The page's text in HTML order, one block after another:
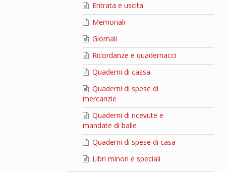
Entrata e uscita
Memoriali
Giornali
Ricordanze e quadernacci
Quaderni di cassa
Quaderni di spese di
mercanzie
Quaderni di ricevute e
mandate di balle
Quaderni di spese di casa
Libri minori e speciali